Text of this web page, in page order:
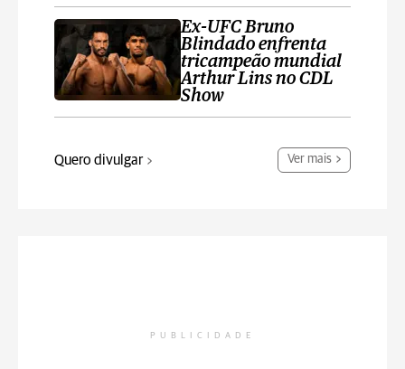
Ex-UFC Bruno
Blindado enfrenta
tricampeão mundial
Arthur Lins no CDL
Show
Quero divulgar Ver mais
PUBLICIDADE